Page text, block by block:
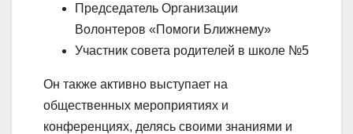
Председатель Организации
Волонтеров «Помоги Ближнему»
Участник совета родителей в школе №5
Он также активно выступает на
общественных мероприятиях и
конференциях, делясь своими знаниями и